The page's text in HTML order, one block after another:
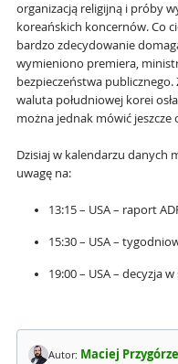
organizacją religijną i próby
koreańskich koncernów. Co
bardzo zdecydowanie
wymieniono premiera,
bezpieczeństwa
waluta południowej korei
można jednak mówić jeszcze
Dzisiaj w kalendarzu danych
uwagę na:
13:15 – USA – raport
15:30 – USA –
19:00 – USA – decyzja
Autor: Maciej